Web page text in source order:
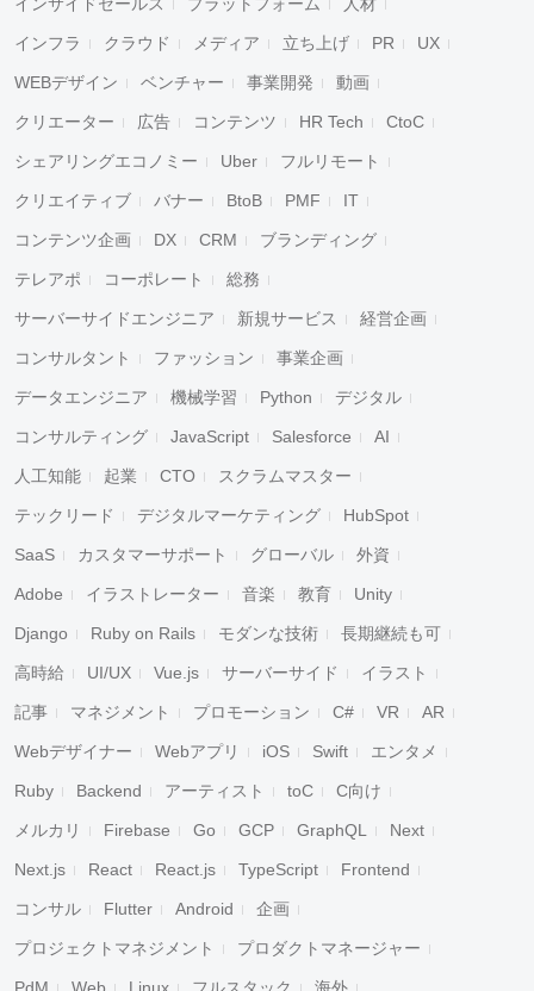
インフラ クラウド メディア 立ち上げ PR UX
WEBデザイン ベンチャー 事業開発 動画
クリエーター 広告 コンテンツ HR Tech CtoC
シェアリングエコノミー Uber フルリモート
クリエイティブ バナー BtoB PMF IT
コンテンツ企画 DX CRM ブランディング
テレアポ コーポレート 総務
サーバーサイドエンジニア 新規サービス 経営企画
コンサルタント ファッション 事業企画
データエンジニア 機械学習 Python デジタル
コンサルティング JavaScript Salesforce AI
人工知能 起業 CTO スクラムマスター
テックリード デジタルマーケティング HubSpot
SaaS カスタマーサポート グローバル 外資
Adobe イラストレーター 音楽 教育 Unity
Django Ruby on Rails モダンな技術 長期継続も可
高時給 UI/UX Vue.js サーバーサイド イラスト
記事 マネジメント プロモーション C# VR AR
Webデザイナー Webアプリ iOS Swift エンタメ
Ruby Backend アーティスト toC C向け
メルカリ Firebase Go GCP GraphQL Next
Next.js React React.js TypeScript Frontend
コンサル Flutter Android 企画
プロジェクトマネジメント プロダクトマネージャー